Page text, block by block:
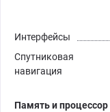
Интерфейсы
Спутниковая
навигация
Память и процессор